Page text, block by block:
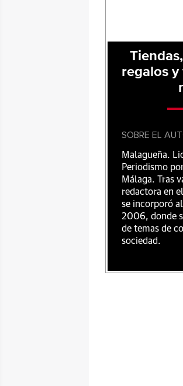
regalos y
SOBRE EL
Malagueña.
Periodismo
Málaga. Tras
redactora en
se incorporó
2006, donde
de temas de
sociedad.